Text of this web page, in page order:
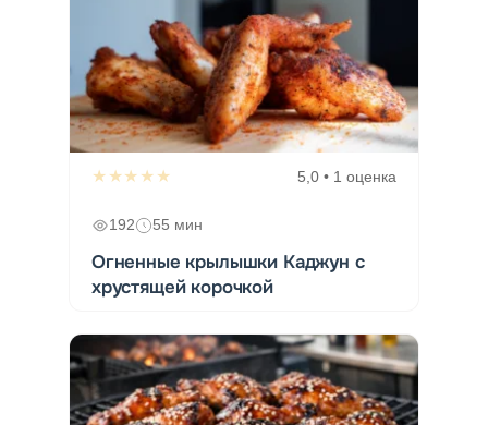
★★★★★ 5,0 • 1 оценка
192 55 мин
Огненные крылышки Каджун с
хрустящей корочкой